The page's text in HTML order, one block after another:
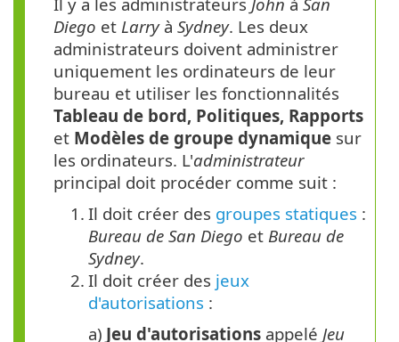
Diego et Larryà Sydney. Les deux
administrateurs doivent administrer
uniquement les ordinateurs de leur
bureau et utiliser les fonctionnalités
Tableau de bord, Politiques, Rapports
et Modèles de groupe dynamique sur
les ordinateurs. L'administrateur
principal doit procéder comme suit :
1. Il doit créer des groupes statiques :
Bureau de San Diego et Bureau de
Sydney.
2. Il doit créer des jeux
d'autorisations :
a) Jeu d'autorisations appelé Jeu